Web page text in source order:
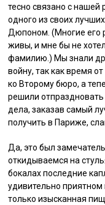
тесно связано с нашей
одного из своих
Дюпоном. (Многие его
живы, и мне бы не
фамилию.) Мы знали
войну, так как время
ко Второму бюро, а
решили
дела, заказав самый
получить в Париже,
Да, это был
откидываемся на
бокалах последние
удивительно приятном
только изысканная